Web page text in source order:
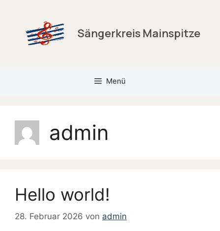
springen
Sängerkreis Mainspitze
Menü
admin
Hello world!
28. Februar 2026 von admin